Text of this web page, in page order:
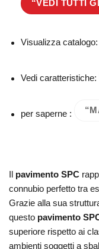
“VEDI TUTTI
Visualizza catalogo:
Vedi caratteristiche:
per saperne :
Il pavimento SPC
connubio perfetto tra
Grazie alla sua
questo pavimento
superiore rispetto ai
ambienti soggetti a